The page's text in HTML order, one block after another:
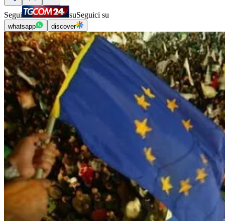
Segui suSeguici su
whatsapp discover